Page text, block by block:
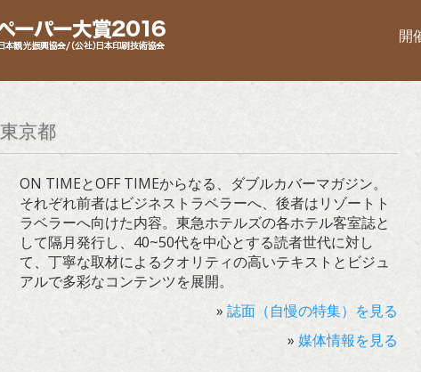
開
東京都
ON TIMEとOFF TIMEからなる、ダブルカバーマガジン。
それぞれ前者はビジネストラベラーへ、後者はリゾートト
ラベラーへ向けた内容。東急ホテルズの各ホテル客室誌と
して隔月発行し、40~50代を中心とする読者世代に対し
て、丁寧な取材によるクオリティの高いテキストとビジュ
アルで多彩なコンテンツを展開。
»誌面（自慢の特集）を見る
»媒体情報を見る